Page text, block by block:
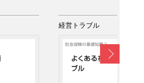
経営トラブル